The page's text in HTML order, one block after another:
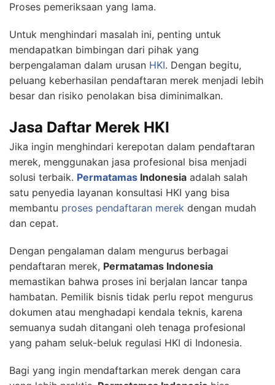
Proses pemeriksaan yang lama.
Untuk menghindari masalah ini, penting untuk
mendapatkan bimbingan dari pihak yang
berpengalaman dalam urusan HKI. Dengan begitu,
peluang keberhasilan pendaftaran merek menjadi lebih
besar dan risiko penolakan bisa diminimalkan.
Jasa Daftar Merek HKI
Jika ingin menghindari kerepotan dalam pendaftaran
merek, menggunakan jasa profesional bisa menjadi
solusi terbaik. Permatamas Indonesia adalah salah
satu penyedia layanan konsultasi HKI yang bisa
membantu proses pendaftaran merek dengan mudah
dan cepat.
Dengan pengalaman dalam mengurus berbagai
pendaftaran merek, Permatamas Indonesia
memastikan bahwa proses ini berjalan lancar tanpa
hambatan. Pemilik bisnis tidak perlu repot mengurus
dokumen atau menghadapi kendala teknis, karena
semuanya sudah ditangani oleh tenaga profesional
yang paham seluk-beluk regulasi HKI di Indonesia.
Bagi yang ingin mendaftarkan merek dengan cara